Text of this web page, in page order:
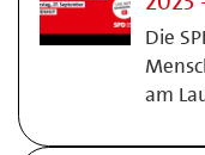
Die
am